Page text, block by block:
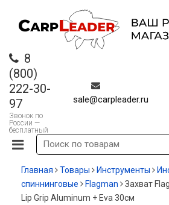
8
(800)
222-30-
97
Звонок по
России —
бесплатный
sale@carpleader.ru
Главная Товары Инструменты
спиннинговые
Flagman
Захват
Lip Grip Aluminum + Eva 30см